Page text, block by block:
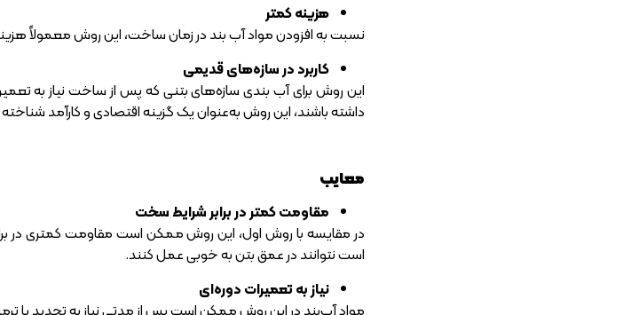
هزینه کمتر
نسبت به افزودن مواد آب بند در زمان ساخت، این روش معمولاً هزینه
کاربرد در سازه‌های قدیمی
این روش برای آب بندی سازه‌های بتنی که پس از ساخت نیاز به
داشته باشند، این روش به‌عنوان یک گزینه اقتصادی و کارآمد
معایب
مقاومت کمتر در برابر شرایط سخت
در مقایسه با روش اول، این روش ممکن است مقاومت کمتری در
است نتوانند در عمق بتن به خوبی عمل کنند.
نیاز به تعمیرات دوره‌ای
مواد آب‌بند در این روش ممکن است پس از مدتی نیاز به تجدید یا